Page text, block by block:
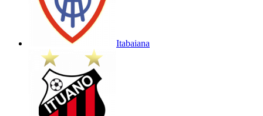
Itabaiana